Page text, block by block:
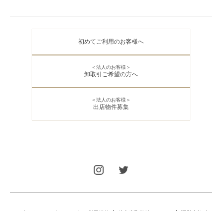
初めてご利用のお客様へ
＜法人のお客様＞
卸取引ご希望の方へ
＜法人のお客様＞
出店物件募集